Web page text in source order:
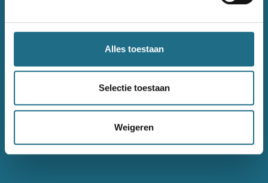
Alles toestaan
Selectie toestaan
Weigeren
Gezondheid
+32(0)50 40 51 40
info@wandelsport.be
BE 0643 481 073